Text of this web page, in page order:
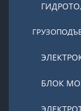
БЛОК